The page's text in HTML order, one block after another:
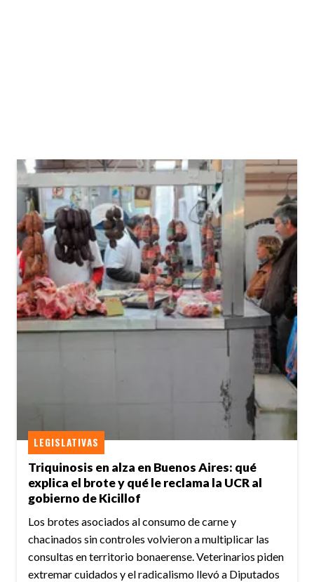
Triquinosis en alza en Buenos Aires: qué
explica el brote y qué le reclama la UCR al
gobierno de Kicillof
LEGISLATIVAS
Los brotes asociados al consumo de carne y
chacinados sin controles volvieron a multiplicar las
consultas en territorio bonaerense. Veterinarios piden
extremar cuidados y el radicalismo llevó a Diputados